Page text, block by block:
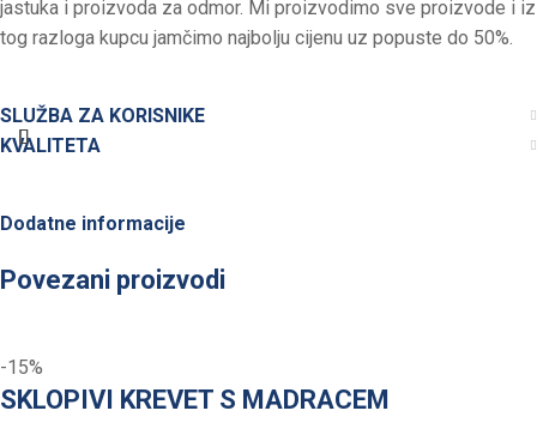
jastuka i proizvoda za odmor. Mi proizvodimo sve proizvode i iz
tog razloga kupcu jamčimo najbolju cijenu uz popuste do 50%.
SLUŽBA ZA KORISNIKE
KVALITETA
Dodatne informacije
Povezani proizvodi
-15%
SKLOPIVI KREVET S MADRACEM